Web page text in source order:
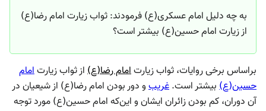
به چه دلیل امام عسکری(ع) فرمودند: ثواب زیارت امام رضا(ع)
از زیارت امام حسین(ع) بیشتر است؟
براساس برخی روایات، ثواب زیارتامام رضا(ع) از ثواب زیارتامام
حسین(ع) بیشتر است. غریب و دور بودن امام رضا(ع) از شیعیان در
آن دوران، کم بودن زائران ایشان و این‌که امام حسین(ع) مورد توجه